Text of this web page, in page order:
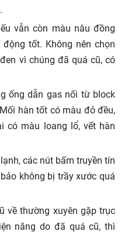
vẫn còn màu nâu đồng
tốt. Không nên chọn
vì chúng đã quá cũ, có
ống dẫn gas nối từ block
hàn tốt có màu đỏ đều,
có màu loang lổ, vết hàn
các nút bấm truyền tín
không bị trầy xước quá
về thường xuyên gặp trục
năng do đã quá cũ, thì